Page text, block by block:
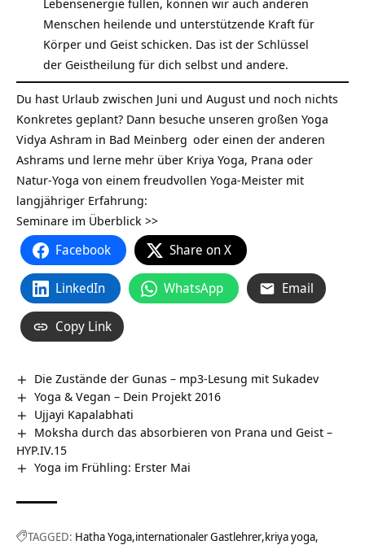
Lebensenergie füllen, können wir auch anderen
Menschen heilende und unterstützende Kraft für
Körper und Geist schicken. Das ist der Schlüssel
der Geistheilung für dich selbst und andere.
Du hast Urlaub zwischen Juni und August und noch nichts
Konkretes geplant? Dann besuche unseren großen Yoga
Vidya Ashram in Bad Meinberg oder einen der anderen
Ashrams und lerne mehr über Kriya Yoga, Prana oder
Natur-Yoga von einem freudvollen Yoga-Meister mit
langjähriger Erfahrung:
Seminare im Überblick >>
Facebook Share on X
LinkedIn WhatsApp Email
Copy Link
Die Zustände der Gunas – mp3-Lesung mit Sukadev
Yoga & Vegan – Dein Projekt 2016
Ujjayi Kapalabhati
Moksha durch das absorbieren von Prana und Geist –
HYP.IV.15
Yoga im Frühling: Erster Mai
TAGGED: Hatha Yoga internationaler Gastlehrer kriya yoga